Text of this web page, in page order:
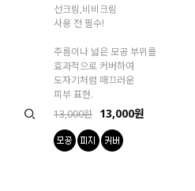
선크림,비비크림
사용 전 필수!
주름이나 넓은 모공 부위를
효과적으로 커버하여
도자기처럼 매끄러운
피부 표현.
13,000원 13,000원